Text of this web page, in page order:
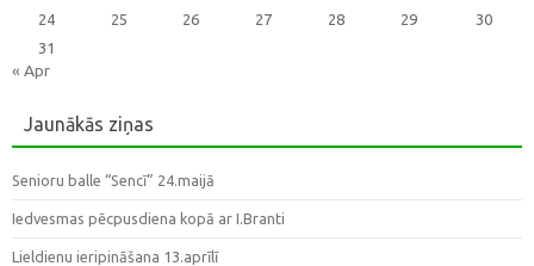
24
25 26 27 28 29
30
31
« Apr
Jaunākās ziņas
Senioru balle “Sencī” 24.maijā
Iedvesmas pēcpusdiena kopā ar I.Branti
Lieldienu ieripināšana 13.aprīlī